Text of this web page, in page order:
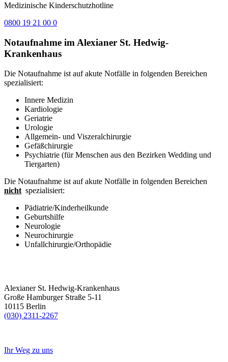
Medizinische Kinderschutzhotline
0800 19 21 00 0
Notaufnahme im Alexianer St. Hedwig-
Krankenhaus
Die Notaufnahme ist auf akute Notfälle in folgenden Bereichen
spezialisiert:
Innere Medizin
Kardiologie
Geriatrie
Urologie
Allgemein- und Viszeralchirurgie
Gefäßchirurgie
Psychiatrie (für Menschen aus den Bezirken Wedding und
Tiergarten)
Die Notaufnahme ist auf akute Notfälle in folgenden Bereichen
nicht spezialisiert:
Pädiatrie/Kinderheilkunde
Geburtshilfe
Neurologie
Neurochirurgie
Unfallchirurgie/Orthopädie
Alexianer St. Hedwig-Krankenhaus
Große Hamburger Straße 5-11
10115 Berlin
(030) 2311-2267
Ihr Weg zu uns